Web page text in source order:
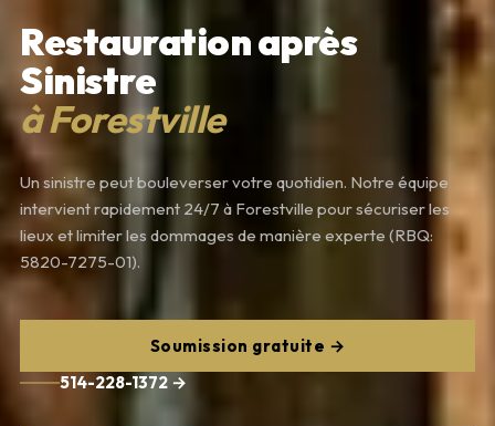
Restauration après
Sinistre
à Forestville
Un sinistre peut bouleverser votre quotidien. Notre équipe
intervient rapidement 24/7 à Forestville pour sécuriser les
lieux et limiter les dommages de manière experte (RBQ:
5820-7275-01).
Soumission gratuite →
514-228-1372 →